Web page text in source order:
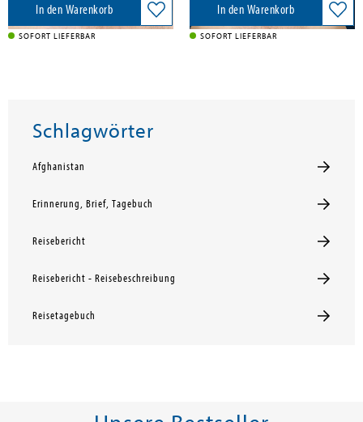
In den Warenkorb
SOFORT LIEFERBAR
In den Warenkorb
SOFORT LIEFERBAR
Schlagwörter
Afghanistan
Erinnerung, Brief, Tagebuch
Reisebericht
Reisebericht - Reisebeschreibung
Reisetagebuch